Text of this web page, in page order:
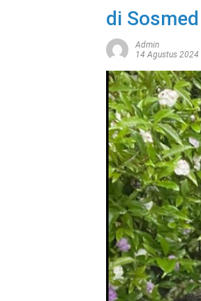
di Sosmed
Admin
14 Agustus 2024